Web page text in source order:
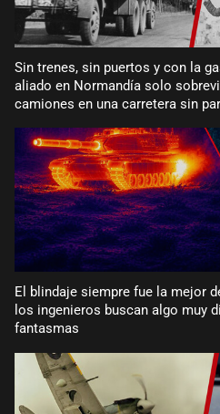
Sin trenes, sin puertos y con la
aliado en Normandía solo
camiones en una carretera sin
El blindaje siempre fue la mejor
los ingenieros buscan algo muy
fantasmas